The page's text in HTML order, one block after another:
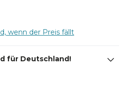
wenn der Preis fällt
für Deutschland!